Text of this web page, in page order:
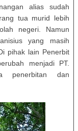
alias sudah
tua murid lebih
negeri. Namun
yang masih
pihak lain Penerbit
menjadi PT.
penerbitan dan